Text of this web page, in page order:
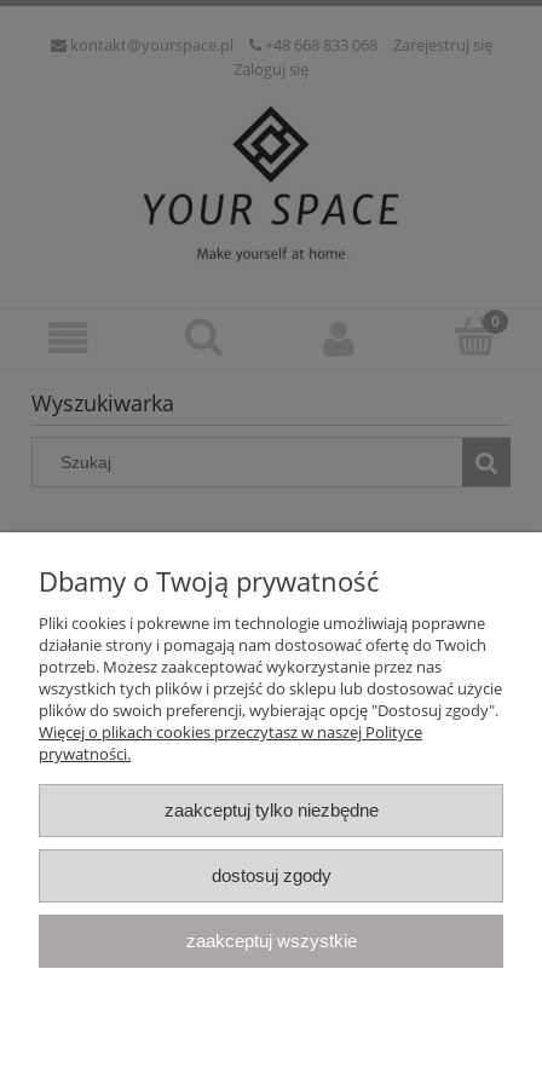
kontakt@yourspace.pl +48 668 833 068
Zarejestruj się
Zaloguj się
Wyszukiwarka
Ten produkt jest niedostępny.
Pomoc
Moje konto
Informacje
O nas
| Olimpijska 8, 86-010 Samociążek, woj. kujawsko-
pomorskie | telefon:668 833 068, e-mail:kontakt@yourspace.pl
Dbamy o Twoją prywatność
Pliki cookies i pokrewne im technologie umożliwiają poprawne
działanie strony i pomagają nam dostosować ofertę do Twoich
potrzeb. Możesz zaakceptować wykorzystanie przez nas
wszystkich tych plików i przejść do sklepu lub dostosować użycie
plików do swoich preferencji, wybierając opcję "Dostosuj zgody".
Więcej o plikach cookies przeczytasz w naszej Polityce
prywatności.
zaakceptuj tylko niezbędne
dostosuj zgody
zaakceptuj wszystkie